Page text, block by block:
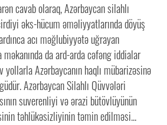
cavab olaraq, Azərbaycan silahlı
əks-hücum əməliyyatlarında döyüş
acı məğlubiyyətə uğrayan
da ard-arda cəfəng iddialar
Azərbaycanın haqlı mübarizəsinə
Azərbaycan Silahlı Qüvvələri
suverenliyi və ərazi bütövlüyünün
təhlükəsizliyinin təmin edilməsi...